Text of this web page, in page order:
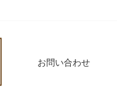
お問い合わせ